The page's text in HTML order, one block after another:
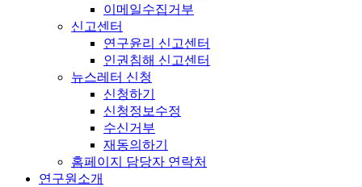
이메일수집거부
신고센터
연구윤리 신고센터
인권침해 신고센터
뉴스레터 신청
신청하기
신청정보수정
수신거부
재동의하기
홈페이지 담당자 연락처
연구원소개